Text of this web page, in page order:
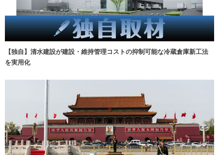
【独自】清水建設が建設・維持管理コストの抑制可能な冷蔵倉庫新工法
を実用化